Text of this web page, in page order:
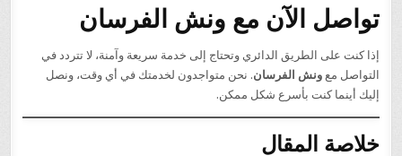
تواصل الآن مع ونش الفرسان
إذا كنت على الطريق الدائري وتحتاج إلى خدمة سريعة وآمنة، لا تتردد في
التواصل معونش الفرسان. نحن متواجدون لخدمتك في أي وقت، ونصل
إليك أينما كنت بأسرع شكل ممكن.
خلاصة المقال